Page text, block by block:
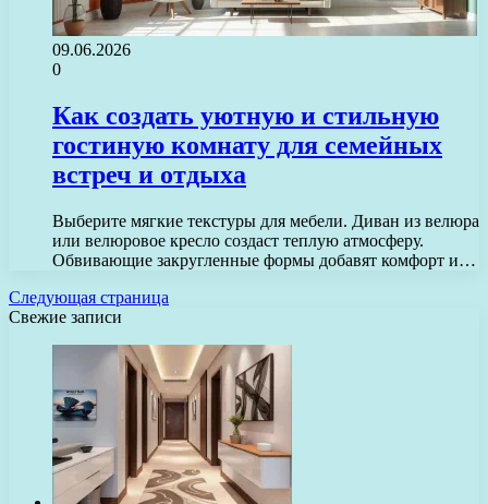
09.06.2026
0
Как создать уютную и стильную
гостиную комнату для семейных
встреч и отдыха
Выберите мягкие текстуры для мебели. Диван из велюра
или велюровое кресло создаст теплую атмосферу.
Обвивающие закругленные формы добавят комфорт и…
Следующая страница
Свежие записи